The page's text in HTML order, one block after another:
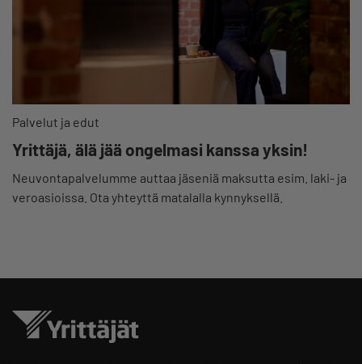
Palvelut ja edut
Yrittäjä, älä jää ongelmasi kanssa yksin!
Neuvontapalvelumme auttaa jäseniä maksutta esim. laki- ja
veroasioissa. Ota yhteyttä matalalla kynnyksellä.